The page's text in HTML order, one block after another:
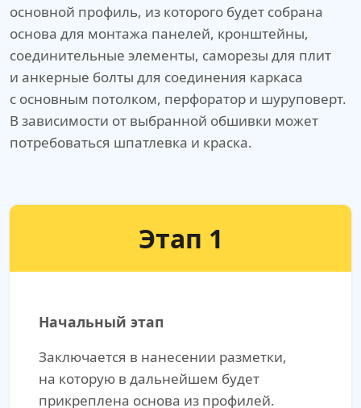
основной профиль, из которого будет собрана
основа для монтажа панелей, кронштейны,
соединительные элементы, саморезы для плит
и анкерные болты для соединения каркаса
с основным потолком, перфоратор и шуруповерт.
В зависимости от выбранной обшивки может
потребоваться шпатлевка и краска.
Этап 1
Начальный этап
Заключается в нанесении разметки,
на которую в дальнейшем будет
прикреплена основа из профилей.